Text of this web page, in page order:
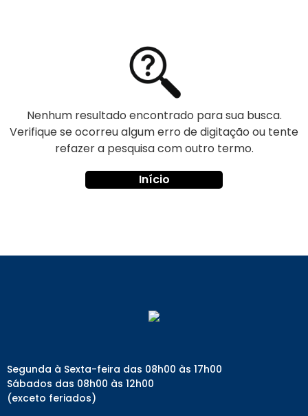
Nenhum resultado encontrado para sua busca.
Verifique se ocorreu algum erro de digitação ou tente
refazer a pesquisa com outro termo.
Início
Segunda à Sexta-feira das 08h00 às 17h00
Sábados das 08h00 às 12h00
(exceto feriados)